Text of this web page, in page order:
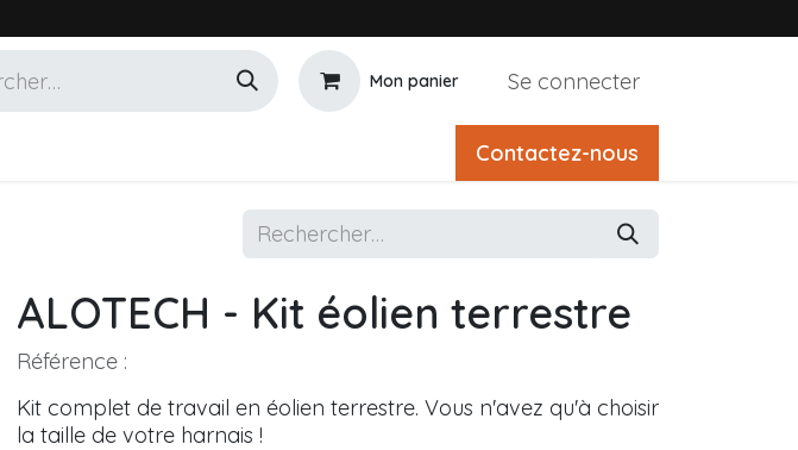
Mon panier Se connecter
Contactez-nous
ALOTECH - Kit éolien terrestre
Référence :
Kit complet de travail en éolien terrestre. Vous n'avez qu'à choisir
la taille de votre harnais !